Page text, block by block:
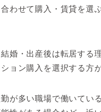
わせて購入・賃貸を選
婚・出産後は転居する
ョン購入を選択する方
が多い職場で働いてい